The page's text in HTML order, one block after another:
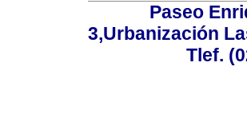
Paseo
3,Urbanización
Tlef.